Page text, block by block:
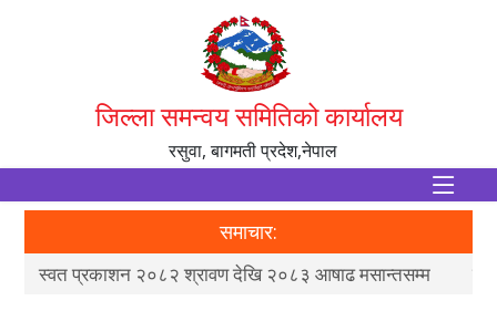
जिल्ला समन्वय समितिको कार्यालय
रसुवा, बागमती प्रदेश,नेपाल
समाचार:
स्वत प्रकाशन २०८२ श्रावण देखि २०८३ आषाढ मसान्तसम्म